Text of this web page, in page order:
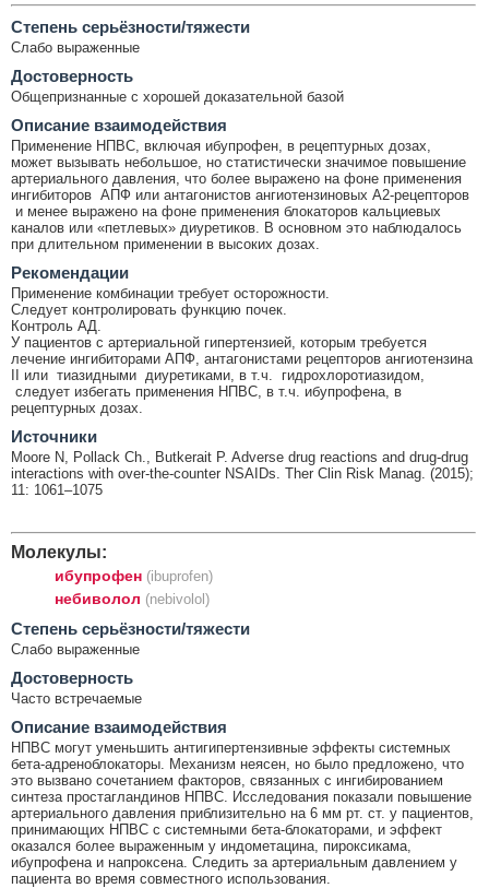
Cтепень серьёзности/тяжести
Слабо выраженные
Достоверность
Общепризнанные с хорошей доказательной базой
Описание взаимодействия
Применение НПВС, включая ибупрофен, в рецептурных дозах,
может вызывать небольшое, но статистически значимое повышение
артериального давления, что более выражено на фоне применения
ингибиторов АПФ или антагонистов ангиотензиновых А2-рецепторов
и менее выражено на фоне применения блокаторов кальциевых
каналов или «петлевых» диуретиков. В основном это наблюдалось
при длительном применении в высоких дозах.
Рекомендации
Применение комбинации требует осторожности.
Следует контролировать функцию почек.
Контроль АД.
У пациентов с артериальной гипертензией, которым требуется
лечение ингибиторами АПФ, антагонистами рецепторов ангиотензина
II или тиазидными диуретиками, в т.ч. гидрохлоротиазидом,
следует избегать применения НПВС, в т.ч. ибупрофена, в
рецептурных дозах.
Источники
Moore N, Pollack Ch., Butkerait P. Adverse drug reactions and drug-drug
interactions with over-the-counter NSAIDs. Ther Clin Risk Manag. (2015);
11: 1061–1075
Молекулы:
ибупрофен (ibuprofen)
небиволол (nebivolol)
Cтепень серьёзности/тяжести
Слабо выраженные
Достоверность
Часто встречаемые
Описание взаимодействия
НПВС могут уменьшить антигипертензивные эффекты системных
бета-адреноблокаторы. Механизм неясен, но было предложено, что
это вызвано сочетанием факторов, связанных с ингибированием
синтеза простагландинов НПВС. Исследования показали повышение
артериального давления приблизительно на 6 мм рт. ст. у пациентов,
принимающих НПВС с системными бета-блокаторами, и эффект
оказался более выраженным у индометацина, пироксикама,
ибупрофена и напроксена. Следить за артериальным давлением у
пациента во время совместного использования.